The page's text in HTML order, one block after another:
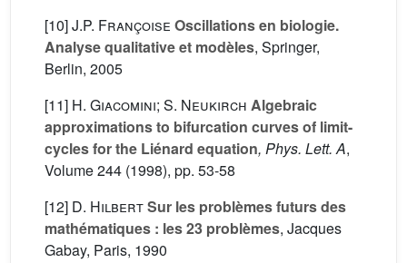
[10]J.P. Françoise Oscillations en biologie.
Analyse qualitative et modèles, Springer,
Berlin, 2005
[11] H. Giacomini; S. Neukirch Algebraic
approximations to bifurcation curves of limit-
cycles for the Liénard equation, Phys. Lett. A,
Volume 244 (1998), pp. 53-58
[12] D. HilbertSur les problèmes futurs des
mathématiques : les 23 problèmes, Jacques
Gabay, Paris, 1990